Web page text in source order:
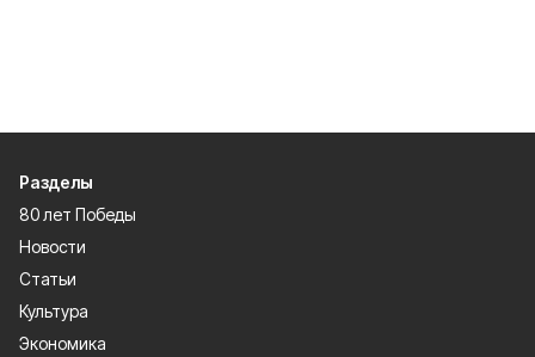
Разделы
80 лет Победы
Новости
Статьи
Культура
Экономика